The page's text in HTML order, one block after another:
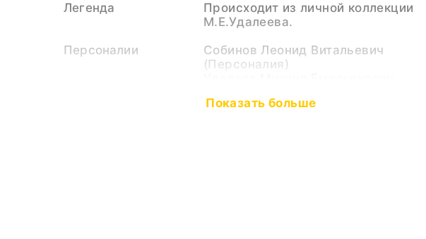
Легенда
Происходит из личной коллекции
М.Е.Удалеева.
Персоналии
Собинов Леонид Витальевич
(Персоналия)
Показать больше